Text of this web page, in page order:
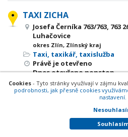
TAXI ZICHA
Josefa Černíka 763/763, 763
Luhačovice
okres Zlín, Zlínský kraj
Taxi, taxikář, taxislužba
Právě je otevřeno
Dnes otevřeno nonstop
100
(1hodnocení)
Cookies - Tyto stránky využívají v zájmu
podrobnosti, jak přesně cookies
nastavení.